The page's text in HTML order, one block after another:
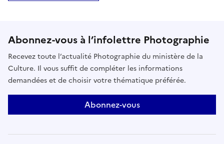
Abonnez-vous à l’infolettre Photographie
Recevez toute l’actualité Photographie du ministère de la
Culture. Il vous suffit de compléter les informations
demandées et de choisir votre thématique préférée.
Abonnez-vous